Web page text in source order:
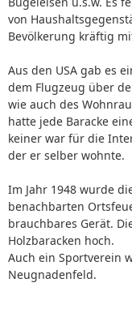
von
Bevölkerung kräftig
Aus den USA gab es
dem Flugzeug über
wie auch des
hatte jede Baracke
keiner war für die
der er selber wohnte.
Im Jahr 1948 wurde
benachbarten
brauchbares Gerät.
Holzbaracken hoch.
Auch ein Sportverein
Neugnadenfeld.